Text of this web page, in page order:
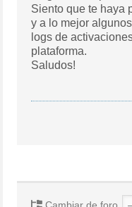
Siento que te haya
y a lo mejor
logs de
plataforma.
Saludos!